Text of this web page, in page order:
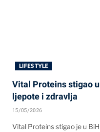
LIFESTYLE
Vital Proteins stigao
ljepote i zdravlja
15/05/2026
Vital Proteins stigao je u